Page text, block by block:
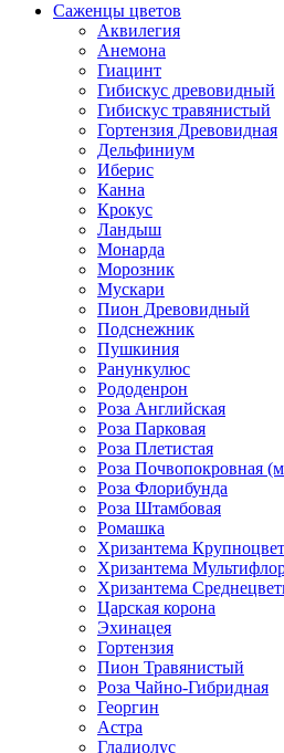
Саженцы цветов
Аквилегия
Анемона
Гиацинт
Гибискус древовидный
Гибискус травянистый
Гортензия Древовидная
Дельфиниум
Иберис
Канна
Крокус
Ландыш
Монарда
Морозник
Мускари
Пион Древовидный
Подснежник
Пушкиния
Ранункулюс
Рододенрон
Роза Английская
Роза Парковая
Роза Плетистая
Роза Почвопокровная
Роза Флорибунда
Роза Штамбовая
Ромашка
Хризантема
Хризантема
Хризантема
Царская корона
Эхинацея
Гортензия
Пион Травянистый
Роза Чайно-Гибридная
Георгин
Астра
Гладиолус